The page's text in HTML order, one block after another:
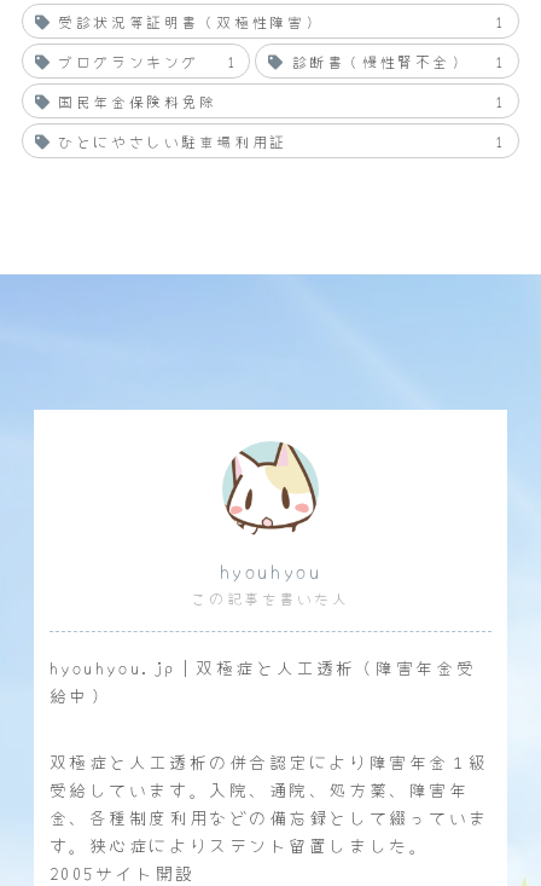
受診状況等証明書（双極性障害）
1
ブログランキング
1 診断書（慢性腎不全）
1
国民年金保険料免除
1
ひとにやさしい駐車場利用証
1
hyouhyou
この記事を書いた人
hyouhyou.jp｜双極症と人工透析（障害年金受
給中）
双極症と人工透析の併合認定により障害年金１級
受給しています。入院、通院、処方薬、障害年
金、各種制度利用などの備忘録として綴っていま
す。狭心症によりステント留置しました。
2005サイト開設